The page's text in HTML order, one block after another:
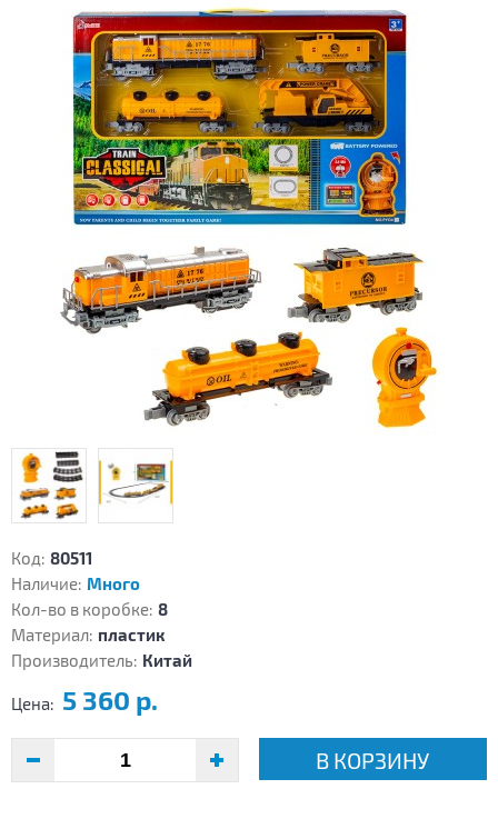
Код: 80511
Наличие: Много
Кол-во в коробке: 8
Материал: пластик
Производитель: Китай
Цена: 5 360 р.
В КОРЗИНУ